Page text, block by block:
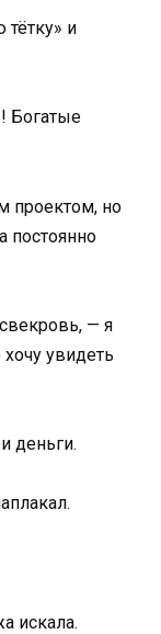
и
Богатые
проектом, но
постоянно
— я
увидеть
деньги.
искала.